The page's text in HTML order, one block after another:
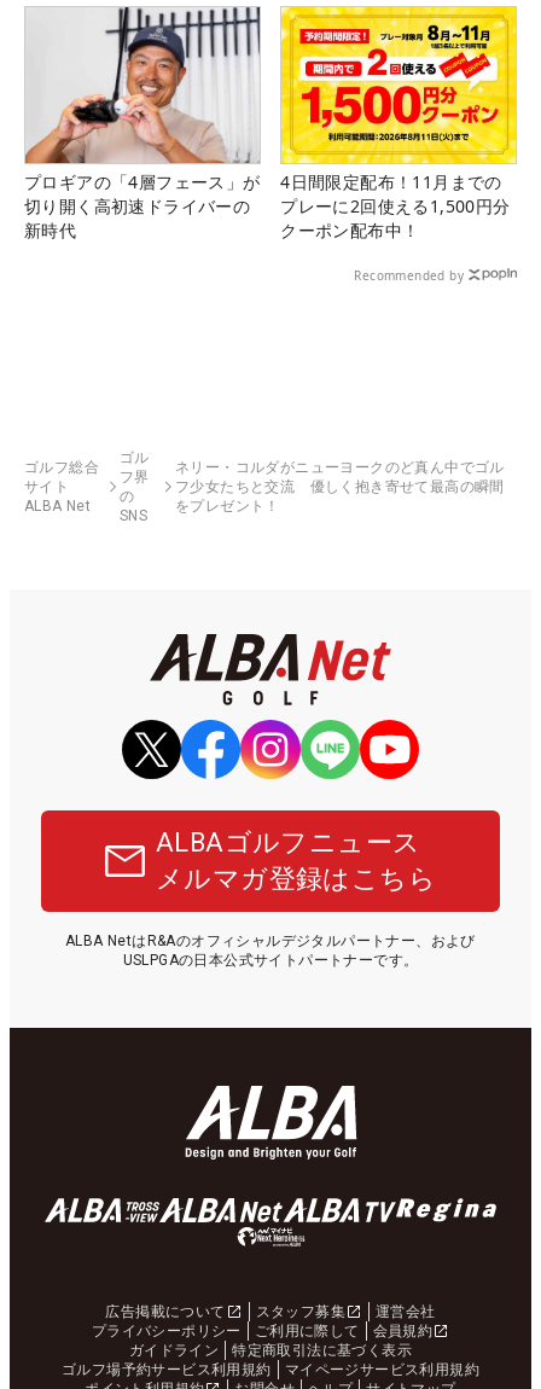
プロギアの「4層フェース」が
切り開く高初速ドライバーの
新時代
4日間限定配布！11月までの
プレーに2回使える1,500円分
クーポン配布中！
Recommended by
ゴルフ総合
サイト
ALBA Net
ゴル
フ界
の
SNS
ネリー・コルダがニューヨークのど真ん中でゴル
フ少女たちと交流 優しく抱き寄せて最高の瞬間
をプレゼント！
ALBAゴルフニュース
メルマガ登録はこちら
ALBA NetはR&Aのオフィシャルデジタルパートナー、および
USLPGAの日本公式サイトパートナーです。
広告掲載について スタッフ募集
運営会社
プライバシーポリシー
ご利用に際して
会員規約
ガイドライン
特定商取引法に基づく表示
ゴルフ場予約サービス利用規約
マイページサービス利用規約